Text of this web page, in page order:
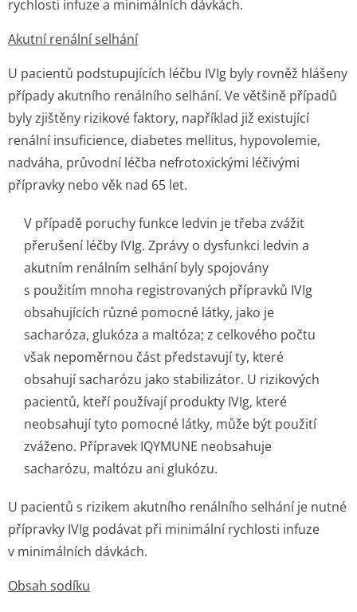
rychlosti infuze a minimálních dávkách.
Akutní renální selhání
U pacientů podstupujících léčbu IVIg byly rovněž hlášeny
případy akutního renálního selhání. Ve většině případů
byly zjištěny rizikové faktory, například již existující
renální insuficience, diabetes mellitus, hypovolemie,
nadváha, průvodní léčba nefrotoxickými léčivými
přípravky nebo věk nad 65 let.
V případě poruchy funkce ledvin je třeba zvážit
přerušení léčby IVIg. Zprávy o dysfunkci ledvin a
akutním renálním selhání byly spojovány
s použitím mnoha registrovaných přípravků IVIg
obsahujících různé pomocné látky, jako je
sacharóza, glukóza a maltóza; z celkového počtu
však nepoměrnou část představují ty, které
obsahují sacharózu jako stabilizátor. U rizikových
pacientů, kteří používají produkty IVIg, které
neobsahují tyto pomocné látky, může být použití
zváženo. Přípravek IQYMUNE neobsahuje
sacharózu, maltózu ani glukózu.
U pacientů s rizikem akutního renálního selhání je nutné
přípravky IVIg podávat při minimální rychlosti infuze
v minimálních dávkách.
Obsah sodíku